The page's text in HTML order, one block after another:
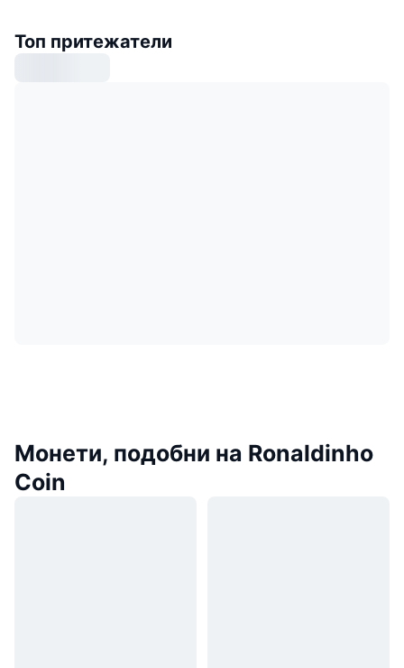
Топ притежатели
Монети, подобни на Ronaldinho
Coin